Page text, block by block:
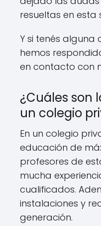
resueltas en esta
Y si tenés
hemos
en contacto con
¿Cuáles son
un colegio
En un colegio
educación de
profesores de
mucha
cualificados.
instalaciones y
generación.